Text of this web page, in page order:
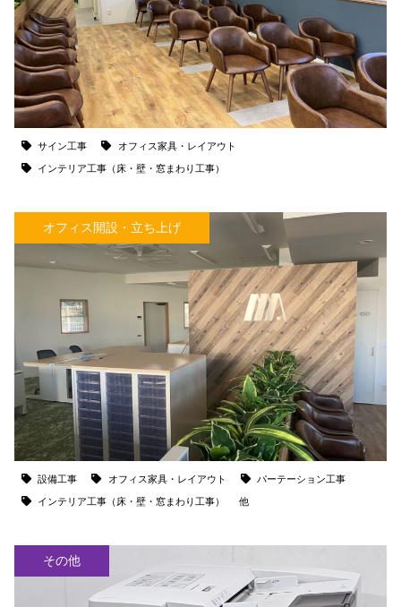
サイン工事 オフィス家具・レイアウト
インテリア工事（床・壁・窓まわり工事）
オフィス開設・立ち上げ
設備工事 オフィス家具・レイアウト パーテーション工事
インテリア工事（床・壁・窓まわり工事） 他
その他